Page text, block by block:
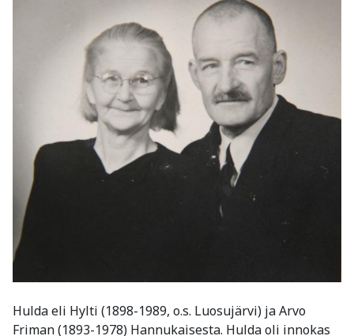
Hulda eli Hylti (1898-1989, o.s. Luosujärvi) ja Arvo
Friman (1893-1978) Hannukaisesta. Hulda oli innokas